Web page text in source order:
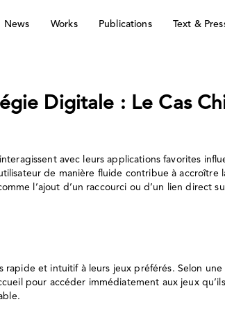
News Works Publications Text &
Digitale : Le Cas
avec leurs applications favorites
de manière fluide contribue à accroître
l’ajout d’un raccourci ou d’un lien direct
rapide et intuitif à leurs jeux préférés. Selon
pour accéder immédiatement aux jeux